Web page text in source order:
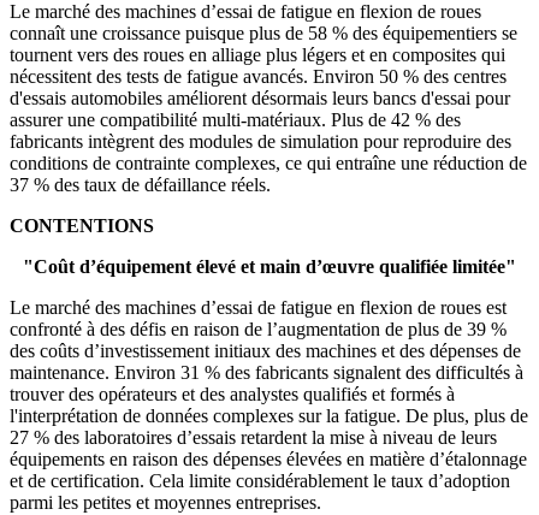
Le marché des machines d’essai de fatigue en flexion de roues
connaît une croissance puisque plus de 58 % des équipementiers se
tournent vers des roues en alliage plus légers et en composites qui
nécessitent des tests de fatigue avancés. Environ 50 % des centres
d'essais automobiles améliorent désormais leurs bancs d'essai pour
assurer une compatibilité multi-matériaux. Plus de 42 % des
fabricants intègrent des modules de simulation pour reproduire des
conditions de contrainte complexes, ce qui entraîne une réduction de
37 % des taux de défaillance réels.
CONTENTIONS
"Coût d’équipement élevé et main d’œuvre qualifiée limitée"
Le marché des machines d’essai de fatigue en flexion de roues est
confronté à des défis en raison de l’augmentation de plus de 39 %
des coûts d’investissement initiaux des machines et des dépenses de
maintenance. Environ 31 % des fabricants signalent des difficultés à
trouver des opérateurs et des analystes qualifiés et formés à
l'interprétation de données complexes sur la fatigue. De plus, plus de
27 % des laboratoires d’essais retardent la mise à niveau de leurs
équipements en raison des dépenses élevées en matière d’étalonnage
et de certification. Cela limite considérablement le taux d’adoption
parmi les petites et moyennes entreprises.